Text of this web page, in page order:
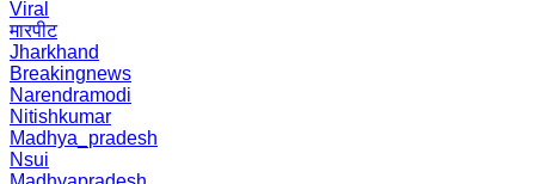
Viral
मारपीट
Jharkhand
Breakingnews
Narendramodi
Nitishkumar
Madhya_pradesh
Nsui